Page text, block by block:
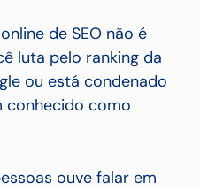
de SEO não é
luta pelo ranking da
ou está condenado
conhecido como
ouve falar em